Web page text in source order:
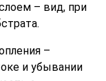
– вид, при
–
и убывании